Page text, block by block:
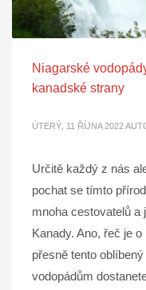
Niagarské
kanadské strany
ÚTERÝ, 11 ŘÍJNA 2022
Určitě každý z nás
pochat se tímto
mnoha cestovatelů a
Kanady. Ano, řeč je
přesně tento
vodopádům